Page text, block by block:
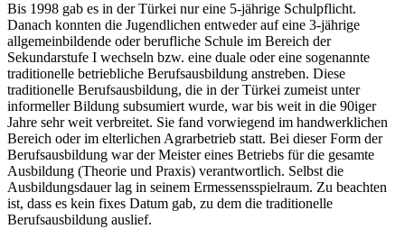
Bis 1998 gab es in der Türkei nur eine 5-jährige Schulpflicht.
Danach konnten die Jugendlichen entweder auf eine 3-jährige
allgemeinbildende oder berufliche Schule im Bereich der
Sekundarstufe I wechseln bzw. eine duale oder eine sogenannte
traditionelle betriebliche Berufsausbildung anstreben. Diese
traditionelle Berufsausbildung, die in der Türkei zumeist unter
informeller Bildung subsumiert wurde, war bis weit in die 90iger
Jahre sehr weit verbreitet. Sie fand vorwiegend im handwerklichen
Bereich oder im elterlichen Agrarbetrieb statt. Bei dieser Form der
Berufsausbildung war der Meister eines Betriebs für die gesamte
Ausbildung (Theorie und Praxis) verantwortlich. Selbst die
Ausbildungsdauer lag in seinem Ermessensspielraum. Zu beachten
ist, dass es kein fixes Datum gab, zu dem die traditionelle
Berufsausbildung auslief.